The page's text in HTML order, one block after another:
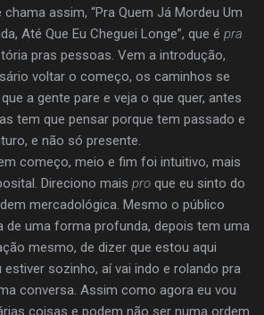
assim, “Pra Quem Já Mordeu Um
Até Que Eu Cheguei Longe”, que é pra
pras pessoas. Vem a introdução,
voltar o começo, os caminhos se
a gente pare e veja o que quer, antes
tem que pensar porque tem passado e
e não só presente.
começo, meio e fim foi intuitivo, mais
Direciono mais pro que eu sinto do
mercadológica. Mesmo o público
de uma forma profunda, depois tem uma
mesmo, de dizer que estou aqui
estiver sozinho, aí vai indo e rolando pra
conversa. Assim como agora eu vou
coisas e podem não ser numa ordem